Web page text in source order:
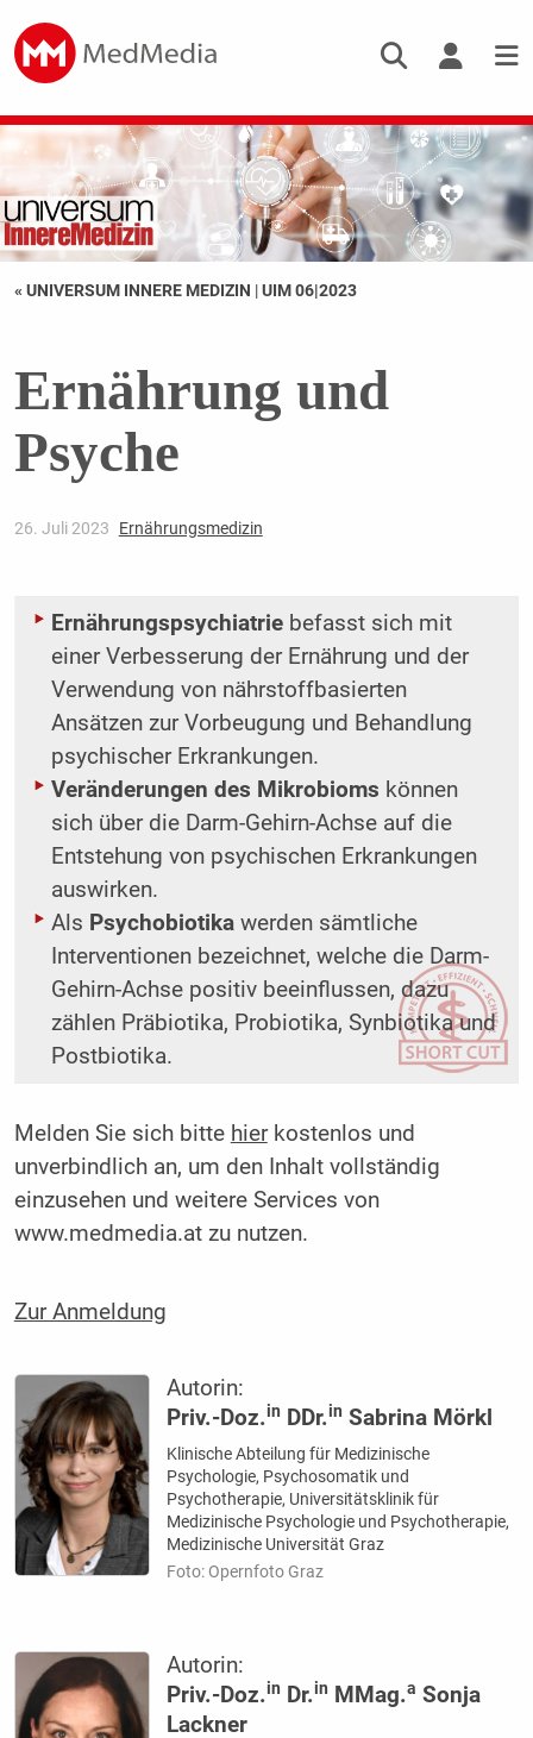
« UNIVERSUM INNERE MEDIZIN |UIM 06|2023
Ernährung und
Psyche
26. Juli 2023 Ernährungsmedizin
Ernährungspsychiatriebefasst sich mit
einer Verbesserung der Ernährung und der
Verwendung von nährstoffbasierten
Ansätzen zur Vorbeugung und Behandlung
psychischer Erkrankungen.
Veränderungen des Mikrobioms können
sich über die Darm-Gehirn-Achse auf die
Entstehung von psychischen Erkrankungen
auswirken.
Als Psychobiotikawerden sämtliche
Interventionen bezeichnet, welche die Darm-
Gehirn-Achse positiv beeinflussen, dazu
zählen Präbiotika, Probiotika, Synbiotika und
Postbiotika.
Melden Sie sich bitte hierkostenlos und
unverbindlich an, um den Inhalt vollständig
einzusehen und weitere Services von
www.medmedia.at zu nutzen.
Zur Anmeldung
Autorin:
Priv.-Doz.in DDr.in Sabrina Mörkl
Klinische Abteilung für Medizinische
Psychologie, Psychosomatik und
Psychotherapie, Universitätsklinik für
Medizinische Psychologie und Psychotherapie,
Medizinische Universität Graz
Foto: Opernfoto Graz
Autorin:
Priv.-Doz.in Dr.in MMag.a Sonja
Lackner